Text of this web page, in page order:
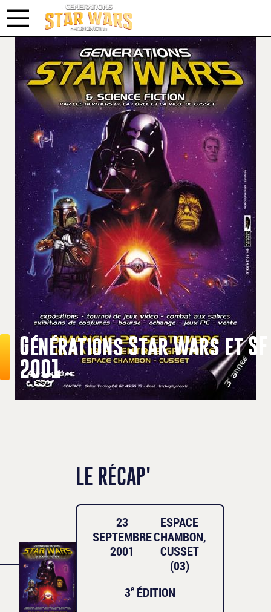
Générations Star Wars et SF
2001
LE RÉCAP'
23
SEPTEMBRE
2001
ESPACE
CHAMBON,
CUSSET
(03)
3eÉDITION